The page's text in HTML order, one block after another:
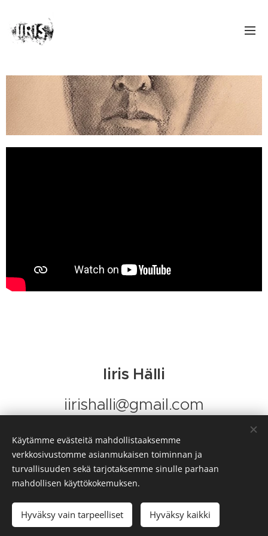
Iiris Hälli
iirishalli@gmail.com
© 2025 Iiris Hälli. Kaikki oikeudet pidätetään.
LuotuWebnodella Evästeet
Käytämme evästeitä mahdollistaaksemme
verkkosivustomme asianmukaisen toiminnan ja
turvallisuuden sekä tarjotaksemme sinulle parhaan
mahdollisen käyttökokemuksen.
Hyväksy vain tarpeelliset Hyväksy kaikki